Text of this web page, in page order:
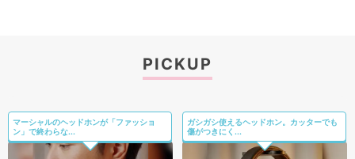
PICKUP
マーシャルのヘッドホンが「ファッショ
ン」で終わらな...
ガシガシ使えるヘッドホン。カッターでも
傷がつきにく...